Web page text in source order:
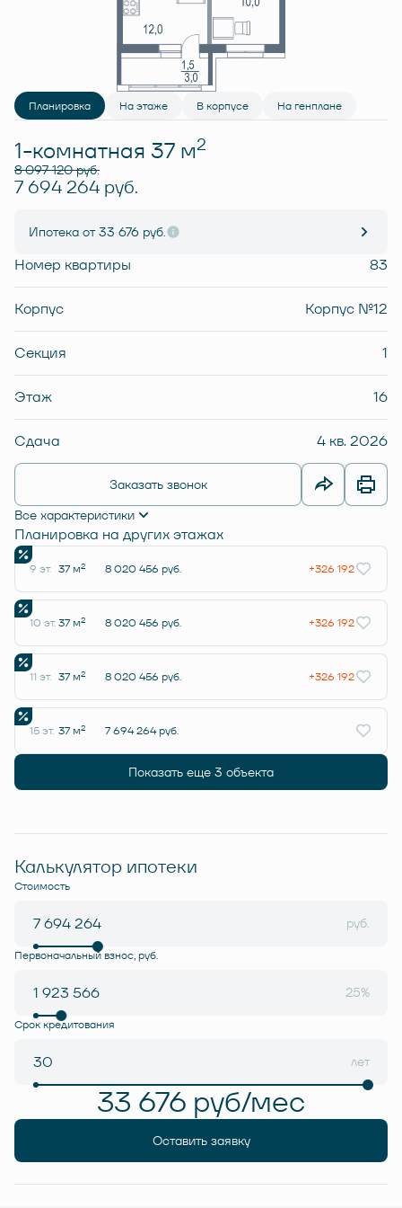
Планировка На этаже В корпусе На генплане
1-комнатная 37 м2
8 097 120 руб.
7 694 264 руб.
Ипотека от 33 676 руб.
Номер квартиры 83
Корпус Корпус №12
Секция 1
Этаж 16
Сдача 4 кв. 2026
Заказать звонок
Все характеристики
Планировка на других этажах
9 эт. 37 м2 8 020 456 руб. +326 192
10 эт. 37 м2 8 020 456 руб. +326 192
11 эт. 37 м2 8 020 456 руб. +326 192
15 эт. 37 м2 7 694 264 руб.
Показать еще 3 объектa
Калькулятор ипотеки
Стоимость
руб.
Первоначальный взнос, руб.
25%
Срок кредитования
лет
33 676 руб/мес
Оставить заявку